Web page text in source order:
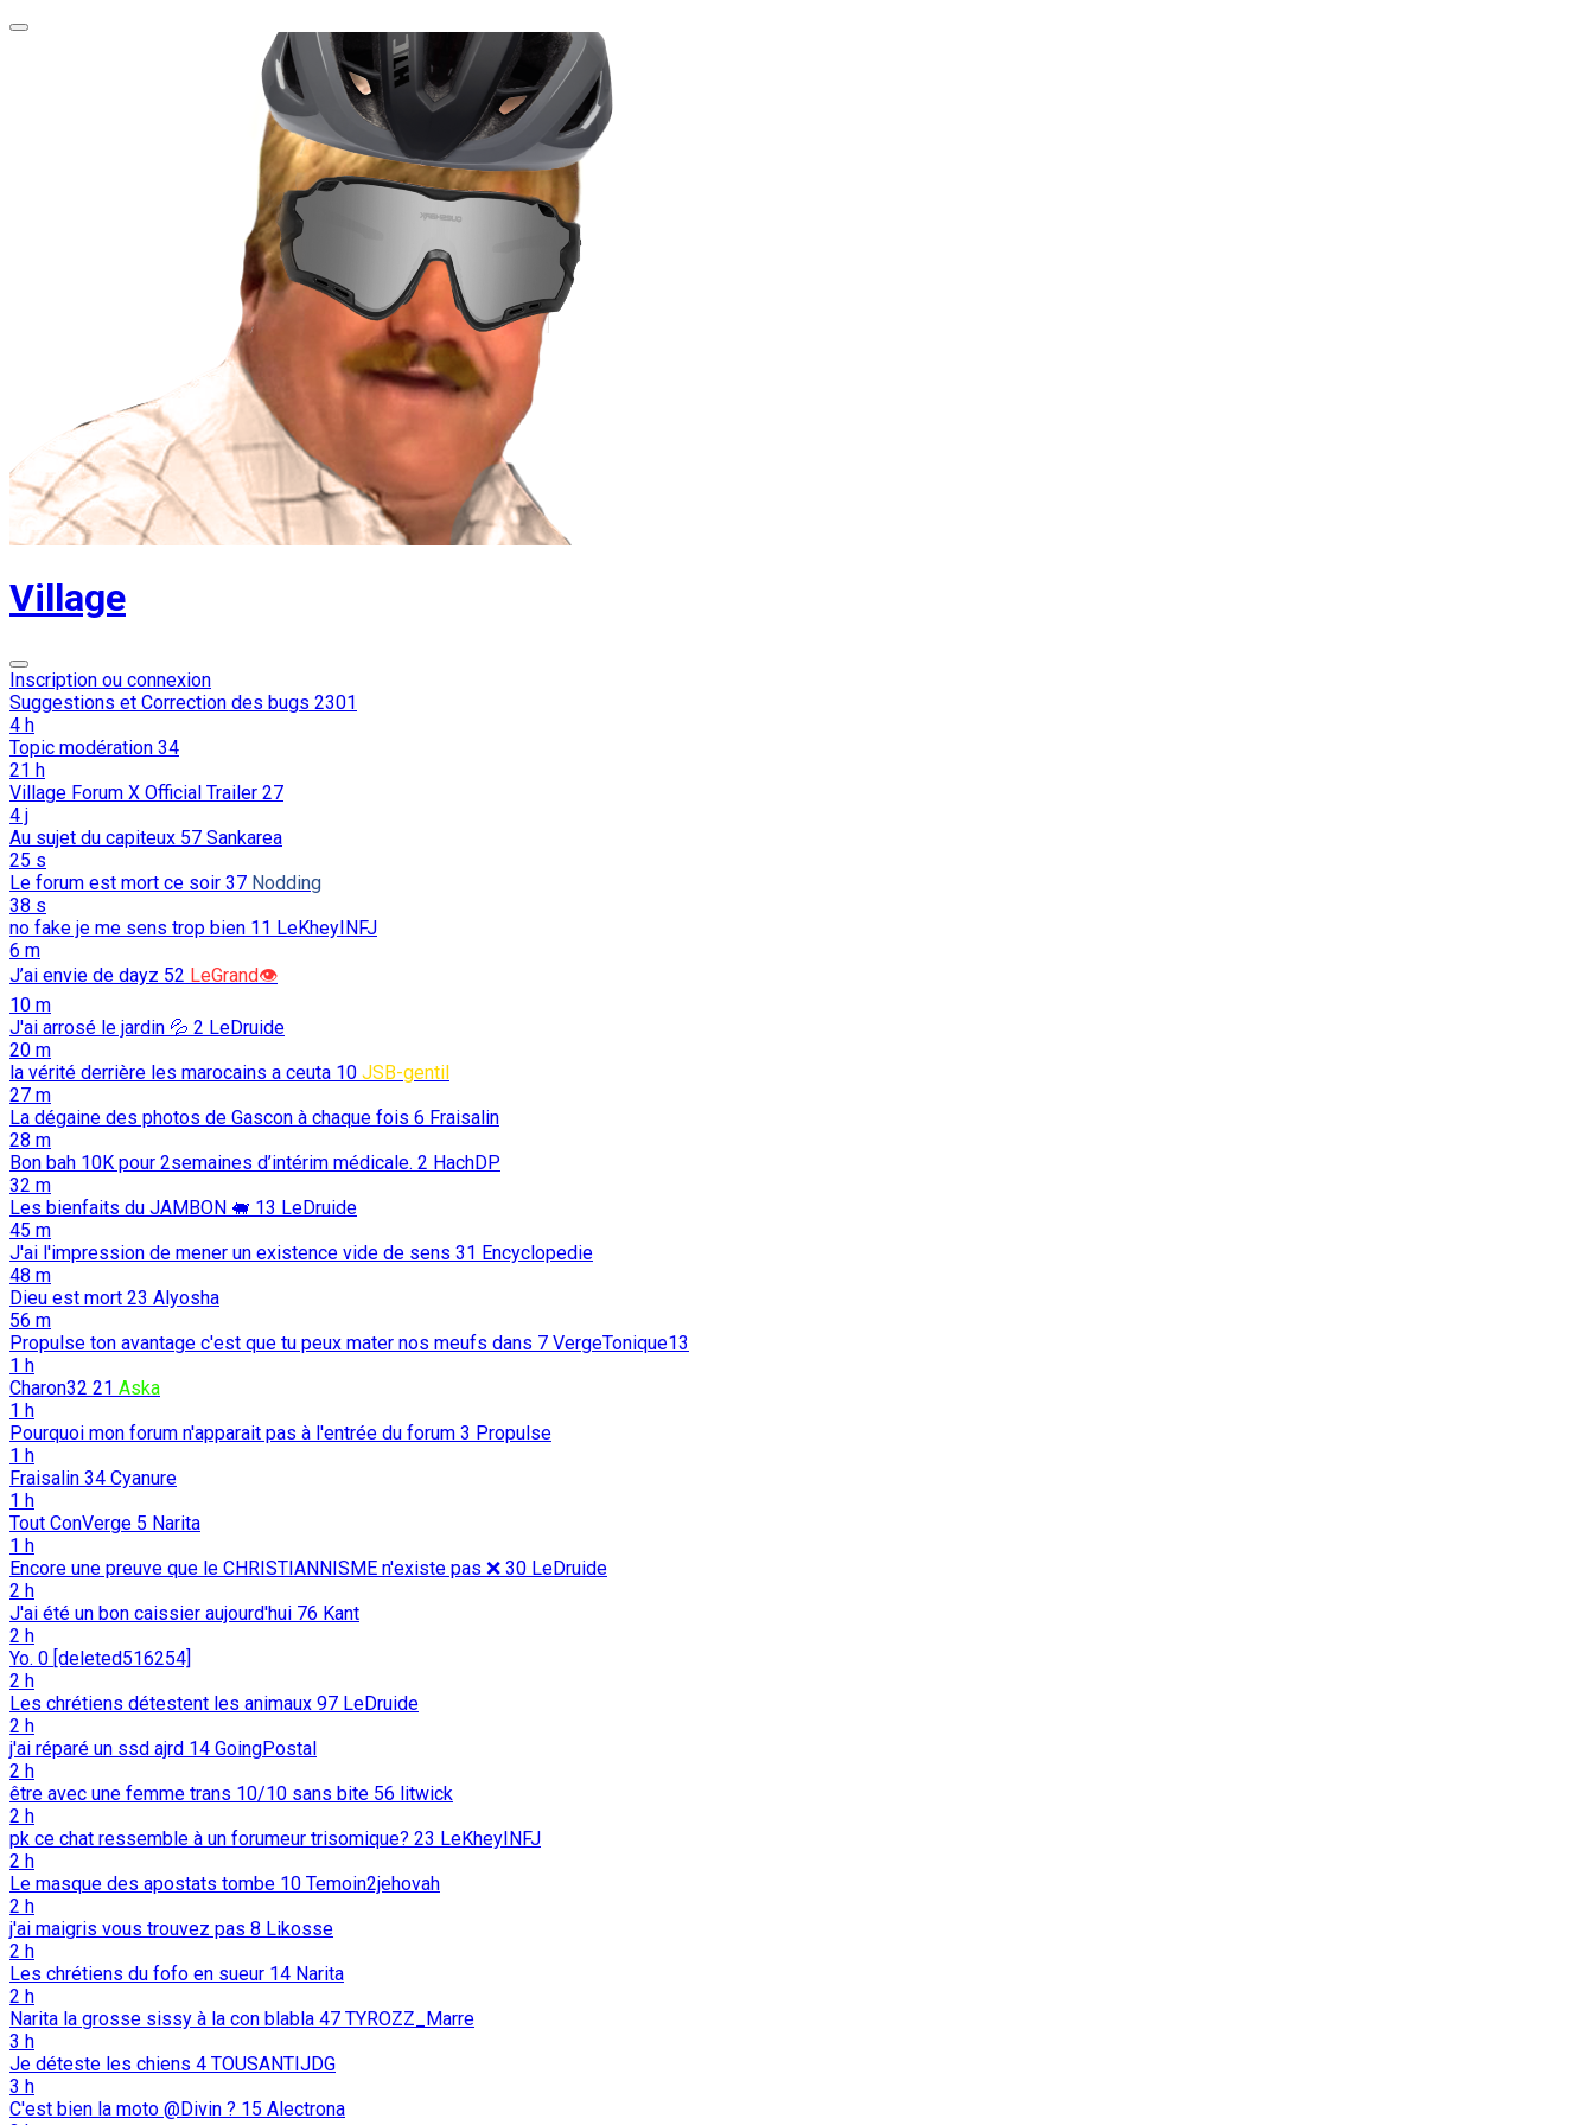
Village
Inscription ou connexion
Suggestions et Correction des bugs 2301
4 h
Topic modération 34
21 h
Village Forum X Official Trailer 27
4 j
Au sujet du capiteux 57 Sankarea
25 s
Le forum est mort ce soir 37 Nodding
38 s
no fake je me sens trop bien 11 LeKheyINFJ
6 m
J’ai envie de dayz 52 LeGrand👁️
10 m
J'ai arrosé le jardin 💦 2 LeDruide
20 m
la vérité derrière les marocains a ceuta 10 JSB-gentil
27 m
La dégaine des photos de Gascon à chaque fois 6 Fraisalin
28 m
Bon bah 10K pour 2semaines d’intérim médicale. 2 HachDP
32 m
Les bienfaits du JAMBON 🐖️ 13 LeDruide
45 m
J'ai l'impression de mener un existence vide de sens 31 Encyclopedie
48 m
Dieu est mort 23 Alyosha
56 m
Propulse ton avantage c'est que tu peux mater nos meufs dans 7 VergeTonique13
1 h
Charon32 21 Aska
1 h
Pourquoi mon forum n'apparait pas à l'entrée du forum 3 Propulse
1 h
Fraisalin 34 Cyanure
1 h
Tout ConVerge 5 Narita
1 h
Encore une preuve que le CHRISTIANNISME n'existe pas ❌️ 30 LeDruide
2 h
J'ai été un bon caissier aujourd'hui 76 Kant
2 h
Yo. 0 [deleted516254]
2 h
Les chrétiens détestent les animaux 97 LeDruide
2 h
j'ai réparé un ssd ajrd 14 GoingPostal
2 h
être avec une femme trans 10/10 sans bite 56 litwick
2 h
pk ce chat ressemble à un forumeur trisomique? 23 LeKheyINFJ
2 h
Le masque des apostats tombe 10 Temoin2jehovah
2 h
j'ai maigris vous trouvez pas 8 Likosse
2 h
Les chrétiens du fofo en sueur 14 Narita
2 h
Narita la grosse sissy à la con blabla 47 TYROZZ_Marre
3 h
Je déteste les chiens 4 TOUSANTIJDG
3 h
C'est bien la moto @Divin ? 15 Alectrona